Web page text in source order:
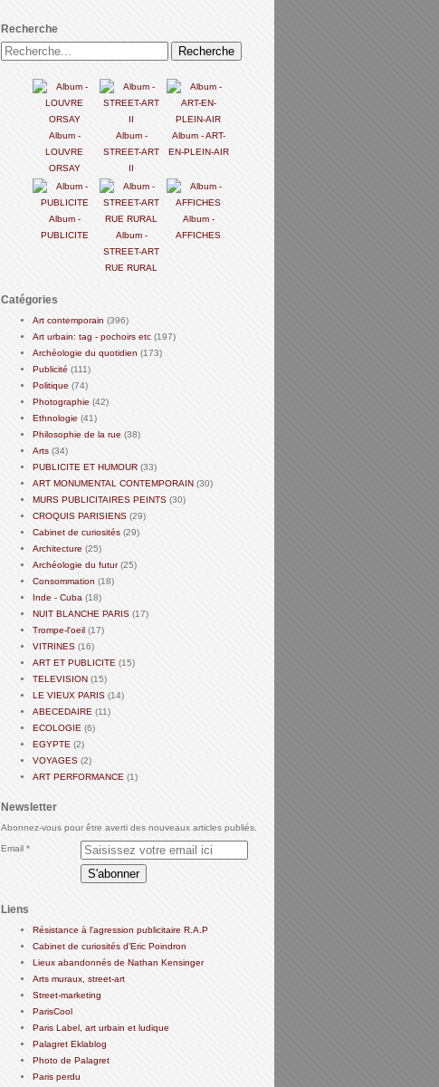
Recherche
Album -
LOUVRE
ORSAY
Album -
STREET-ART
II
Album - ART-
EN-PLEIN-AIR
Album -
PUBLICITE
Album -
STREET-ART
RUE RURAL
Album -
AFFICHES
Catégories
Art contemporain (396)
Art urbain: tag - pochoirs etc (197)
Archéologie du quotidien (173)
Publicité (111)
Politique (74)
Photographie (42)
Ethnologie (41)
Philosophie de la rue (38)
Arts (34)
PUBLICITE ET HUMOUR (33)
ART MONUMENTAL CONTEMPORAIN (30)
MURS PUBLICITAIRES PEINTS (30)
CROQUIS PARISIENS (29)
Cabinet de curiosités (29)
Architecture (25)
Archéologie du futur(25)
Consommation (18)
Inde - Cuba (18)
NUIT BLANCHE PARIS (17)
Trompe-l'oeil (17)
VITRINES (16)
ART ET PUBLICITE (15)
TELEVISION (15)
LE VIEUX PARIS (14)
ABECEDAIRE (11)
ECOLOGIE (6)
EGYPTE (2)
VOYAGES (2)
ART PERFORMANCE (1)
Newsletter
Abonnez-vous pour être averti des nouveaux articles publiés.
Email
Liens
Résistance à l'agression publicitaire R.A.P
Cabinet de curiosités d'Eric Poindron
Lieux abandonnés de Nathan Kensinger
Arts muraux, street-art
Street-marketing
ParisCool
Paris Label, art urbain et ludique
Palagret Eklablog
Photo de Palagret
Paris perdu